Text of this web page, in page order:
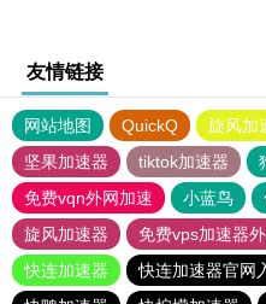
友情链接
网站地图 QuickQ 旋风加
坚果加速器
tiktok加速器
免费vqn外网加速
小蓝鸟
旋风加速器
免费vps加速器
快连加速器
快连加速器官网